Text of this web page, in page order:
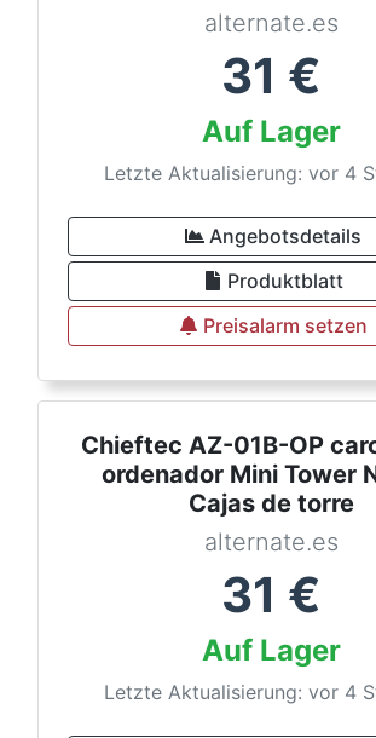
alternate.es
31 €
Auf Lager
Letzte Aktualisierung: vor 4
Angebotsdetails
Produktblatt
Preisalarm setzen
Chieftec AZ-01B-OP
ordenador Mini Tower
Cajas de torre
alternate.es
31 €
Auf Lager
Letzte Aktualisierung: vor 4